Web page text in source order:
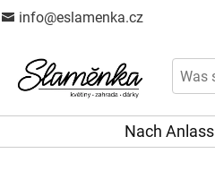
info@eslamenka.cz
Nach Anlass